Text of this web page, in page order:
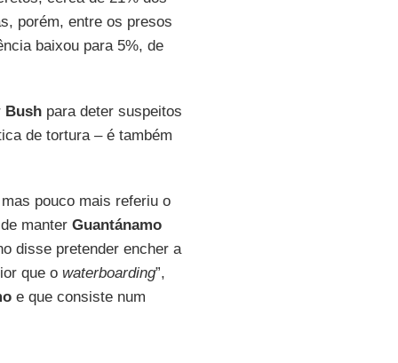
porém, entre os presos
baixou para 5%, de
Bushpara deter suspeitos
de tortura – é também
pouco mais referiu o
manter Guantánamo
disse pretender encher a
que o waterboarding”,
e que consiste num